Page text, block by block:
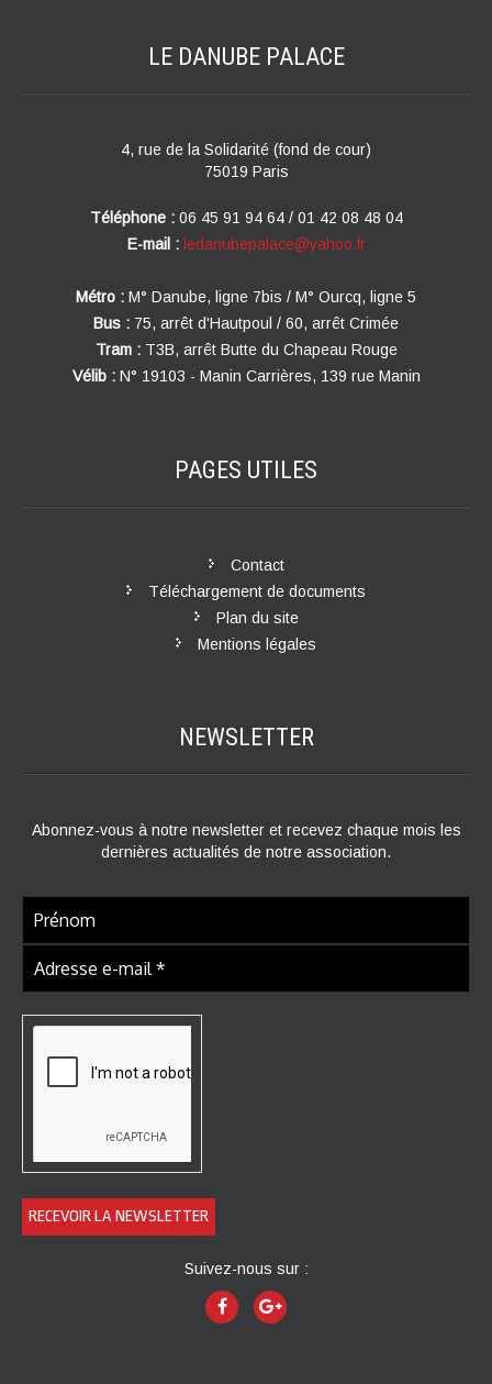
LE DANUBE PALACE
4, rue de la Solidarité (fond de cour)
75019 Paris
Téléphone : 06 45 91 94 64 / 01 42 08 48 04
E-mail : ledanubepalace@yahoo.fr
Métro : M° Danube, ligne 7bis / M° Ourcq, ligne 5
Bus : 75, arrêt d'Hautpoul / 60, arrêt Crimée
Tram : T3B, arrêt Butte du Chapeau Rouge
Vélib : N° 19103 - Manin Carrières, 139 rue Manin
PAGES UTILES
Contact
Téléchargement de documents
Plan du site
Mentions légales
NEWSLETTER
Abonnez-vous à notre newsletter et recevez chaque mois les
dernières actualités de notre association.
Suivez-nous sur :